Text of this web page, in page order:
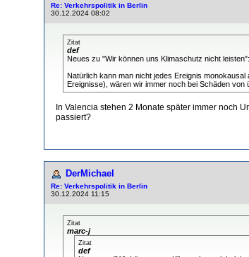
Re: Verkehrspolitik in Berlin
30.12.2024 08:02
Zitat
def
Neues zu "Wir können uns Klimaschutz nicht leisten":
Natürlich kann man nicht jedes Ereignis
Ereignisse), wären wir immer noch bei Schäden von
In Valencia stehen 2 Monate später immer noch
passiert?
DerMichael
Re: Verkehrspolitik in Berlin
30.12.2024 11:15
Zitat
marc-j
Zitat
def